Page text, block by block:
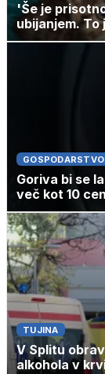
'Še je
ubijanjem.
GOSPODARSTVO
Goriva bi se
več kot 10
TUJINA
V Splitu
alkohola v